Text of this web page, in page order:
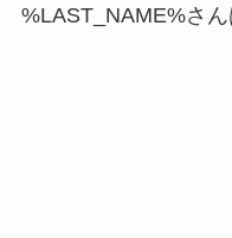
%LAST_NAME%さ